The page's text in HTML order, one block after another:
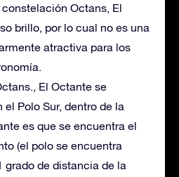
Octans, El
brillo, por lo cual no es una
atractiva para los
El Octante se
Polo Sur, dentro de la
es que se encuentra el
(el polo se encuentra
grado de distancia de la